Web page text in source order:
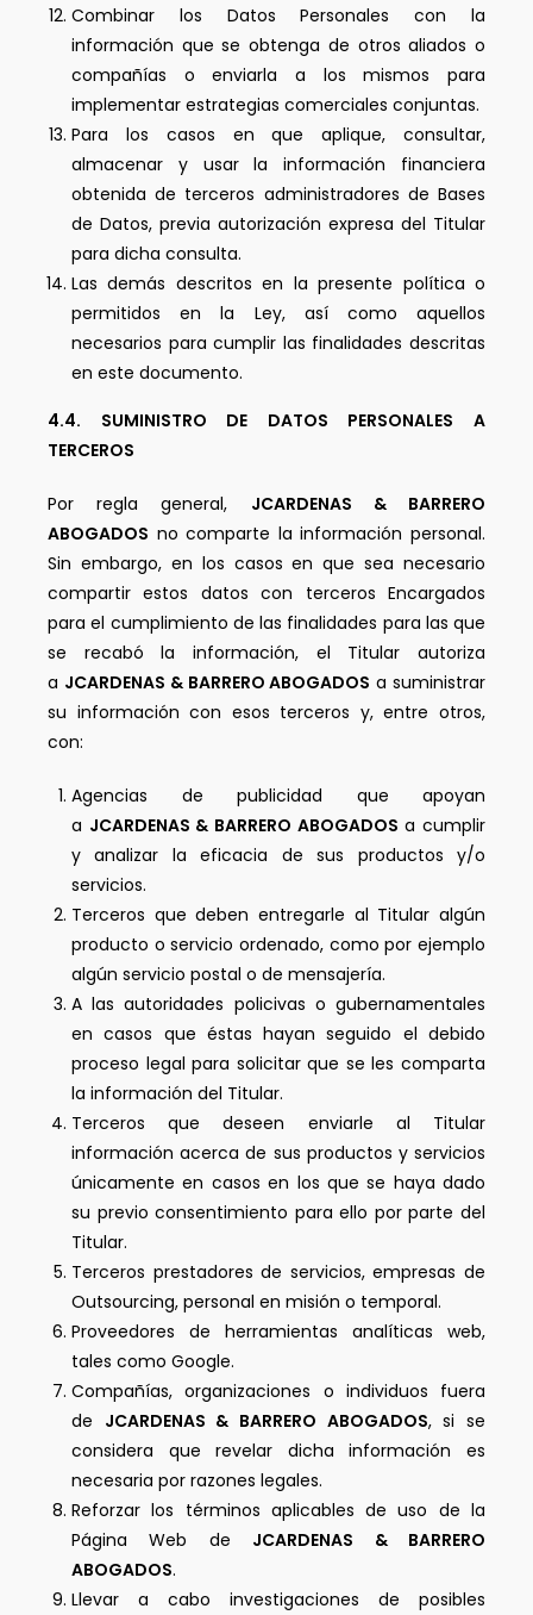
Combinar los Datos Personales con la
información que se obtenga de otros aliados o
compañías o enviarla a los mismos para
implementar estrategias comerciales conjuntas.
Para los casos en que aplique, consultar,
almacenar y usar la información financiera
obtenida de terceros administradores de Bases
de Datos, previa autorización expresa del Titular
para dicha consulta.
Las demás descritos en la presente política o
permitidos en la Ley, así como aquellos
necesarios para cumplir las finalidades descritas
en este documento.
4.4. SUMINISTRO DE DATOS PERSONALES A
TERCEROS
Por regla general, JCARDENAS & BARRERO
ABOGADOS no comparte la información personal.
Sin embargo, en los casos en que sea necesario
compartir estos datos con terceros Encargados
para el cumplimiento de las finalidades para las que
se recabó la información, el Titular autoriza
a JCARDENAS & BARRERO ABOGADOS a suministrar
su información con esos terceros y, entre otros,
con:
Agencias de publicidad que apoyan
a JCARDENAS & BARRERO ABOGADOS a cumplir
y analizar la eficacia de sus productos y/o
servicios.
Terceros que deben entregarle al Titular algún
producto o servicio ordenado, como por ejemplo
algún servicio postal o de mensajería.
A las autoridades policivas o gubernamentales
en casos que éstas hayan seguido el debido
proceso legal para solicitar que se les comparta
la información del Titular.
Terceros que deseen enviarle al Titular
información acerca de sus productos y servicios
únicamente en casos en los que se haya dado
su previo consentimiento para ello por parte del
Titular.
Terceros prestadores de servicios, empresas de
Outsourcing, personal en misión o temporal.
Proveedores de herramientas analíticas web,
tales como Google.
Compañías, organizaciones o individuos fuera
de JCARDENAS & BARRERO ABOGADOS, si se
considera que revelar dicha información es
necesaria por razones legales.
Reforzar los términos aplicables de uso de la
Página Web de JCARDENAS & BARRERO
ABOGADOS.
Llevar a cabo investigaciones de posibles